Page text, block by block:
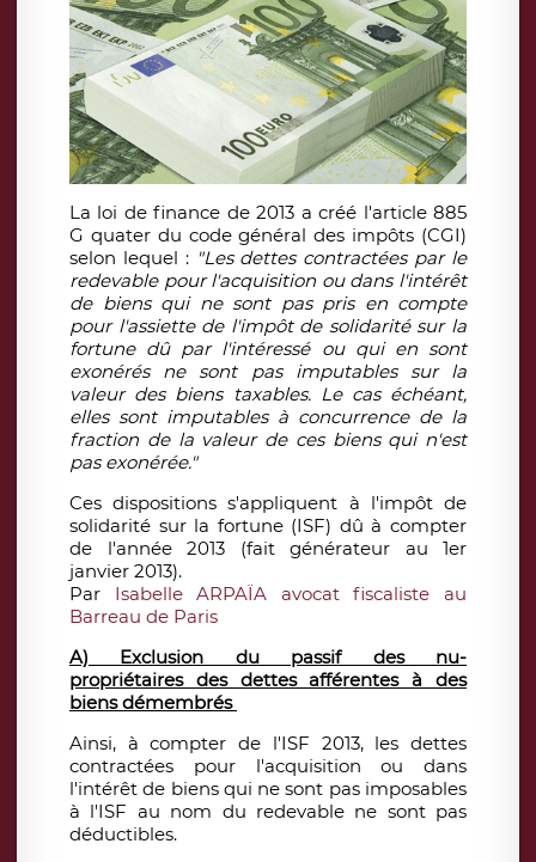
La loi de finance de 2013 a créé l'article 885
G quater du code général des impôts (CGI)
selon lequel : "Les dettes contractées par le
redevable pour l'acquisition ou dans l'intérêt
de biens qui ne sont pas pris en compte
pour l'assiette de l'impôt de solidarité sur la
fortune dû par l'intéressé ou qui en sont
exonérés ne sont pas imputables sur la
valeur des biens taxables. Le cas échéant,
elles sont imputables à concurrence de la
fraction de la valeur de ces biens qui n'est
pas exonérée."
Ces dispositions s'appliquent à l'impôt de
solidarité sur la fortune (ISF) dû à compter
de l'année 2013 (fait générateur au 1er
janvier 2013).
Par Isabelle ARPAÏA avocat fiscaliste au
Barreau de Paris
A) Exclusion du passif des nu-
propriétaires des dettes afférentes à des
biens démembrés
Ainsi, à compter de l'ISF 2013, les dettes
contractées pour l'acquisition ou dans
l'intérêt de biens qui ne sont pas imposables
à l'ISF au nom du redevable ne sont pas
déductibles.